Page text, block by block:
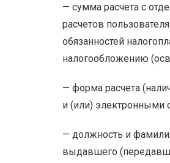
— сумма расчета с
расчетов
обязанностей
налогообложению
— форма расчета
и (или) электронными
— должность и
выдавшего